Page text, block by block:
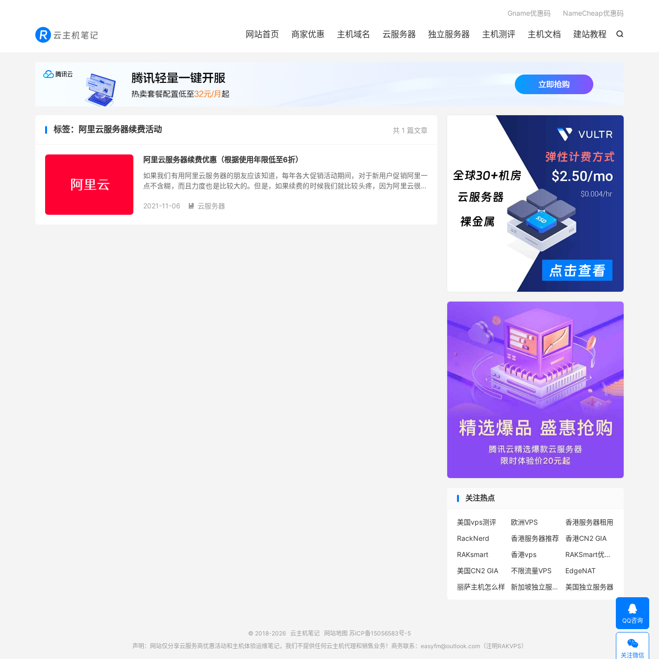

网站首页 商家优惠 主机域名 云服务器 独立服务器 主机测评 主机文档 建站教程
Gname优惠码 NameCheap优惠码
共 1 篇文章
标签：阿里云服务器续费活动
阿里云服务器续费优惠（根据使用年限低至6折）
如果我们有用阿里云服务器的朋友应该知道，每年各大促销活动期间，对于新用户促销阿里一
点不含糊，而且力度也是比较大的。但是，如果续费的时候我们就比较头疼，因为阿里云很少
2021-11-06
 云服务器
关注热点
美国vps测评 欧洲VPS
香港服务器租用
RackNerd
香港服务器推荐
香港CN2 GIA
RAKsmart
香港vps
RAKSmart优惠码
美国CN2 GIA
不限流量VPS
EdgeNAT
丽萨主机怎么样
新加坡独立服务器 美国独立服务器
© 2018-2026 云主机笔记 网站地图 苏ICP备15056583号-5
声明：网站仅分享云服务商优惠活动和主机体验运维笔记，我们不提供任何云主机代理和销售业务！商务联系：easyfm@outlook.com（注明RAKVPS）

QQ咨询

关注微信